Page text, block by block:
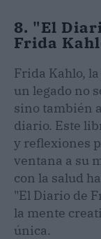
8. "El
Frida
Frida Kahlo,
un legado no
sino también
diario. Este
y reflexiones
ventana a su
con la salud
"El Diario de
la mente
única.